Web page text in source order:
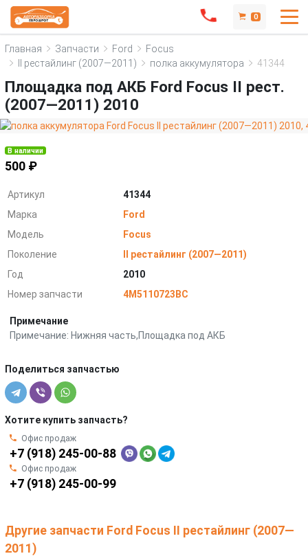
0
Главная Запчасти Ford
Focus
II рестайлинг (2007—2011)
полка аккумулятора 41344
Площадка под АКБ Ford Focus II рест.
(2007—2011) 2010
В наличии
500 ₽
Артикул
41344
Марка
Ford
Модель
Focus
Поколение
II рестайлинг (2007—2011)
Год
2010
Номер запчасти
4M5110723BC
Примечание
Примечание: Нижняя часть,Площадка под АКБ
Поделиться запчастью
Хотите купить запчасть?
Офис продаж
+7 (918) 245-00-88
Офис продаж
+7 (918) 245-00-99
Другие запчасти Ford Focus II рестайлинг (2007—
2011)